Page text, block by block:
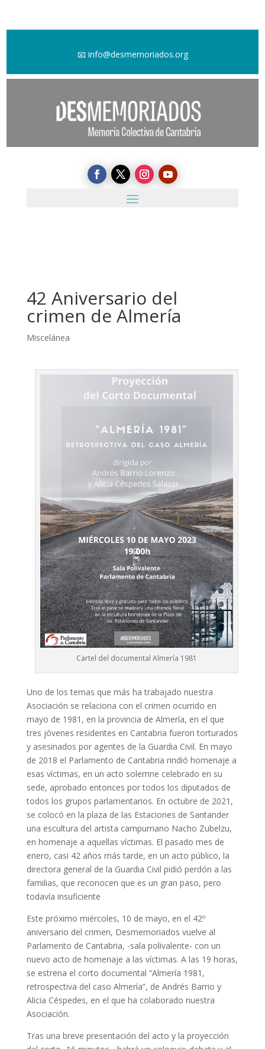
📧 info@desmemoriados.org
42 Aniversario del
crimen de Almería
Miscelánea
Cartel del documental Almería 1981
Uno de los temas que más ha trabajado nuestra
Asociación se relaciona con el crimen ocurrido en
mayo de 1981, en la provincia de Almería, en el que
tres jóvenes residentes en Cantabria fueron torturados
y asesinados por agentes de la Guardia Civil. En mayo
de 2018 el Parlamento de Cantabria rindió homenaje a
esas víctimas, en un acto solemne celebrado en su
sede, aprobado entonces por todos los diputados de
todos los grupos parlamentarios. En octubre de 2021,
se colocó en la plaza de las Estaciones de Santander
una escultura del artista campurriano Nacho Zubelzu,
en homenaje a aquellas víctimas. El pasado mes de
enero, casi 42 años más tarde, en un acto público, la
directora general de la Guardia Civil pidió perdón a las
familias, que reconocen que es un gran paso, pero
todavía insuficiente
Este próximo miércoles, 10 de mayo, en el 42º
aniversario del crimen, Desmemoriados vuelve al
Parlamento de Cantabria, -sala polivalente- con un
nuevo acto de homenaje a las víctimas. A las 19 horas,
se estrena el corto documental “Almería 1981,
retrospectiva del caso Almería”, de Andrés Barrio y
Alicia Céspedes, en el que ha colaborado nuestra
Asociación.
Tras una breve presentación del acto y la proyección